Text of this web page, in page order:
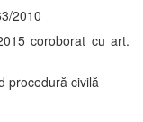
2010
coroborat cu art.
procedură civilă